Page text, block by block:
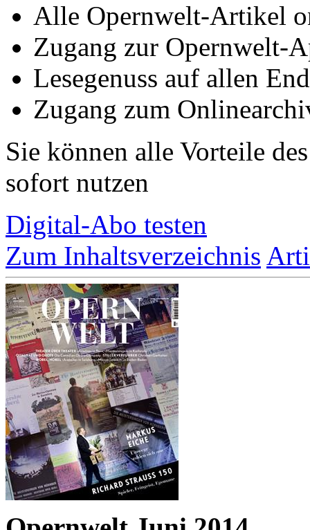
Alle Opernwelt-Artikel
Zugang zur Opernwelt-
Lesegenuss auf allen
Zugang zum
Sie können alle Vorteile
sofort nutzen
Digital-Abo testen
Zum Inhaltsverzeichnis